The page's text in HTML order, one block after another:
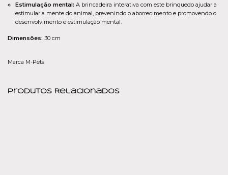
Estimulação mental: A brincadeira interativa com este brinquedo ajudar a
estimular a mente do animal, prevenindo o aborrecimento e promovendo o
desenvolvimento e estimulação mental.
Dimensões: 30 cm
Marca M-Pets
Produtos Relacionados